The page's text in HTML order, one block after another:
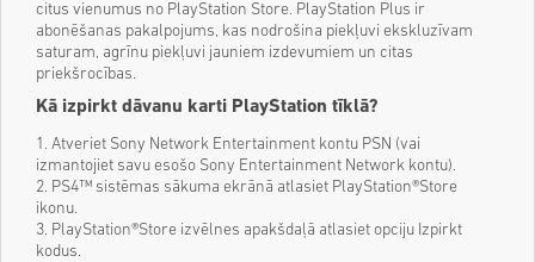
citus vienumus no PlayStation Store. PlayStation Plus ir
abonēšanas pakalpojums, kas nodrošina piekļuvi ekskluzīvam
saturam, agrīnu piekļuvi jauniem izdevumiem un citas
priekšrocības.
Kā izpirkt dāvanu karti PlayStation tīklā?
1. Atveriet Sony Network Entertainment kontu PSN (vai
izmantojiet savu esošo Sony Entertainment Network kontu).
2. PS4™ sistēmas sākuma ekrānā atlasiet PlayStation®Store
ikonu.
3. PlayStation®Store izvēlnes apakšdaļā atlasiet opciju Izpirkt
kodus.